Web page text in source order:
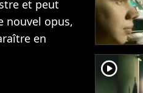
et peut
nouvel opus,
en
player2